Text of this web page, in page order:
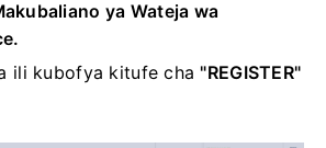
ya Wateja wa
ili kubofya kitufe cha "REGISTER"